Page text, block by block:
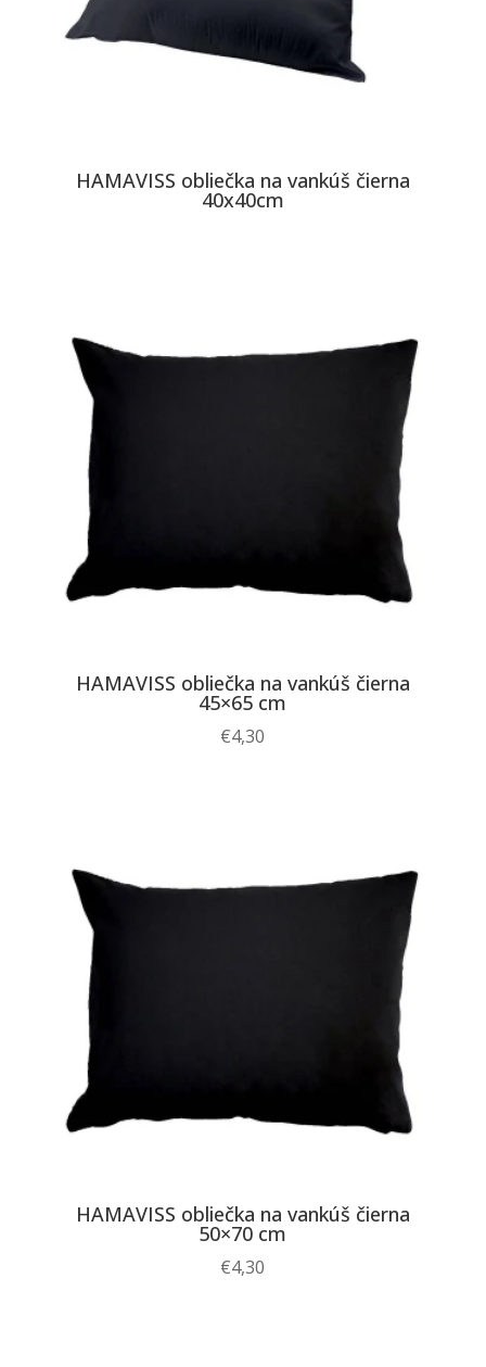
HAMAVISS obliečka na vankúš čierna
40x40cm
HAMAVISS obliečka na vankúš čierna
45×65 cm
€4,30
HAMAVISS obliečka na vankúš čierna
50×70 cm
€4,30